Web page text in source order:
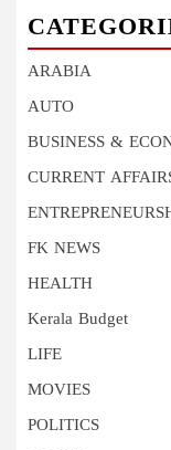
ARABIA
AUTO
BUSINESS &
CURRENT
FK NEWS
HEALTH
Kerala Budget
LIFE
MOVIES
POLITICS